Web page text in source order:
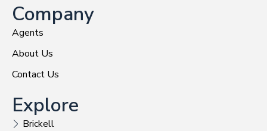
Company
Agents
About Us
Contact Us
Explore
Brickell